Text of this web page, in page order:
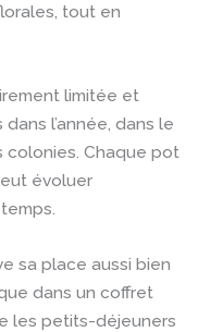
tout en
limitée et
l’année, dans le
Chaque pot
évoluer
sa place aussi bien
dans un coffret
les petits-déjeuners